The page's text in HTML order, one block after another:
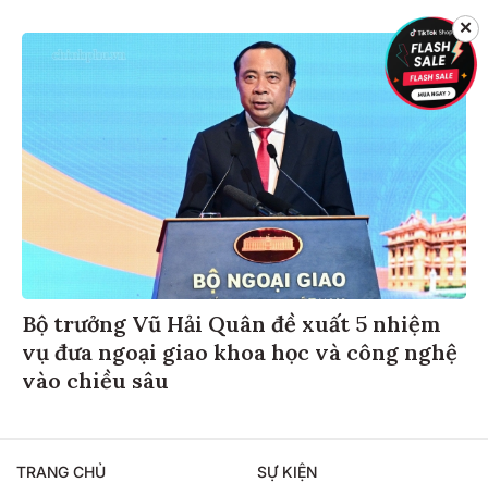
Bộ trưởng Vũ Hải Quân đề xuất 5 nhiệm
vụ đưa ngoại giao khoa học và công nghệ
vào chiều sâu
TRANG CHỦ SỰ KIỆN
✕